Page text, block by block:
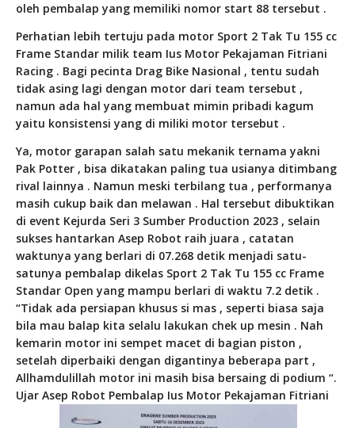
oleh pembalap yang memiliki nomor start 88 tersebut .
Perhatian lebih tertuju pada motor Sport 2 Tak Tu 155 cc
Frame Standar milik team Ius Motor Pekajaman Fitriani
Racing . Bagi pecinta Drag Bike Nasional , tentu sudah
tidak asing lagi dengan motor dari team tersebut ,
namun ada hal yang membuat mimin pribadi kagum
yaitu konsistensi yang di miliki motor tersebut .
Ya, motor garapan salah satu mekanik ternama yakni
Pak Potter , bisa dikatakan paling tua usianya ditimbang
rival lainnya . Namun meski terbilang tua , performanya
masih cukup baik dan melawan . Hal tersebut dibuktikan
di event Kejurda Seri 3 Sumber Production 2023 , selain
sukses hantarkan Asep Robot raih juara , catatan
waktunya yang berlari di 07.268 detik menjadi satu-
satunya pembalap dikelas Sport 2 Tak Tu 155 cc Frame
Standar Open yang mampu berlari di waktu 7.2 detik .
“Tidak ada persiapan khusus si mas , seperti biasa saja
bila mau balap kita selalu lakukan chek up mesin . Nah
kemarin motor ini sempet macet di bagian piston ,
setelah diperbaiki dengan digantinya beberapa part ,
Allhamdulillah motor ini masih bisa bersaing di podium “.
Ujar Asep Robot Pembalap Ius Motor Pekajaman Fitriani